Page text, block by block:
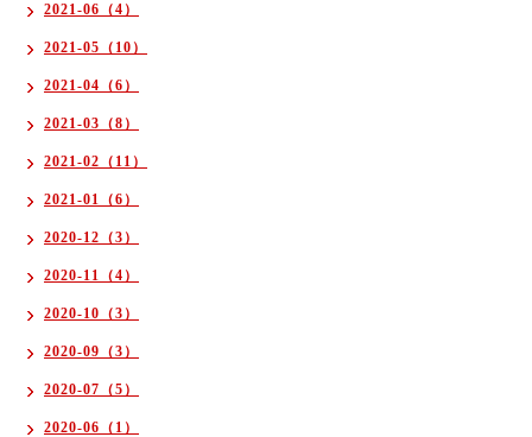
2021-06（4）
2021-05（10）
2021-04（6）
2021-03（8）
2021-02（11）
2021-01（6）
2020-12（3）
2020-11（4）
2020-10（3）
2020-09（3）
2020-07（5）
2020-06（1）